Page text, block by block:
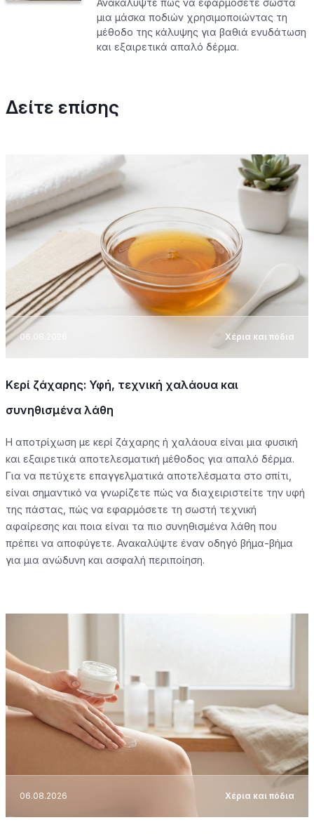
Ανακαλύψτε πώς να εφαρμόσετε σωστά
μια μάσκα ποδιών χρησιμοποιώντας τη
μέθοδο της κάλυψης για βαθιά ενυδάτωση
και εξαιρετικά απαλό δέρμα.
Δείτε επίσης
06.08.2026 Χέρια και πόδια
Κερί ζάχαρης: Υφή, τεχνική χαλάουα και
συνηθισμένα λάθη
Η αποτρίχωση με κερί ζάχαρης ή χαλάουα είναι μια φυσική
και εξαιρετικά αποτελεσματική μέθοδος για απαλό δέρμα.
Για να πετύχετε επαγγελματικά αποτελέσματα στο σπίτι,
είναι σημαντικό να γνωρίζετε πώς να διαχειριστείτε την υφή
της πάστας, πώς να εφαρμόσετε τη σωστή τεχνική
αφαίρεσης και ποια είναι τα πιο συνηθισμένα λάθη που
πρέπει να αποφύγετε. Ανακαλύψτε έναν οδηγό βήμα-βήμα
για μια ανώδυνη και ασφαλή περιποίηση.
06.08.2026 Χέρια και πόδια